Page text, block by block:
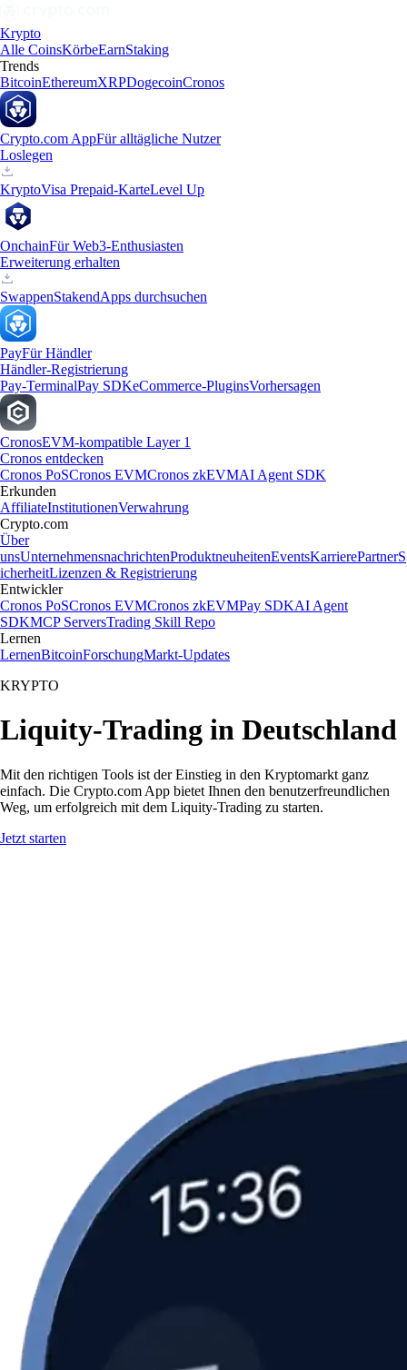
Krypto
Alle CoinsKörbeEarnStaking
Trends
BitcoinEthereumXRPDogecoinCronos
Crypto.com AppFür alltägliche Nutzer
Loslegen
KryptoVisa Prepaid-KarteLevel Up
OnchainFür Web3-Enthusiasten
Erweiterung erhalten
SwappenStakendApps durchsuchen
PayFür Händler
Händler-Registrierung
Pay-TerminalPay SDKeCommerce-PluginsVorhersagen
CronosEVM-kompatible Layer 1
Cronos entdecken
Cronos PoSCronos EVMCronos zkEVMAI Agent SDK
Erkunden
AffiliateInstitutionenVerwahrung
Crypto.com
Über
unsUnternehmensnachrichtenProduktneuheitenEventsKarrierePartnerS
icherheitLizenzen & Registrierung
Entwickler
Cronos PoSCronos EVMCronos zkEVMPay SDKAI Agent
SDKMCP ServersTrading Skill Repo
Lernen
LernenBitcoinForschungMarkt-Updates
KRYPTO
Liquity-Trading in Deutschland
Mit den richtigen Tools ist der Einstieg in den Kryptomarkt ganz
einfach. Die Crypto.com App bietet Ihnen den benutzerfreundlichen
Weg, um erfolgreich mit dem Liquity-Trading zu starten.
Jetzt starten